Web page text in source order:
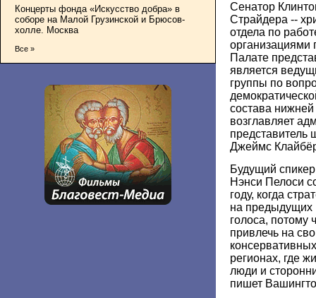
Концерты фонда «Искусство добра» в
соборе на Малой Грузинской и Брюсов-
холле. Москва
Все »
Сенатор
Страйдера --
отдела по
организациями
Палате
является
группы по
состава
возглавляет
Джеймс
Будущий
Нэнси Пелоси
году, когда
на предыдущих
голоса, потому
привлечь на
регионах, где
люди и
пишет